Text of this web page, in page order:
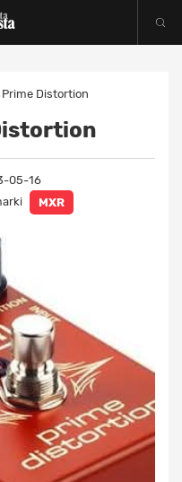
Prime Distortion
05-16
MXR